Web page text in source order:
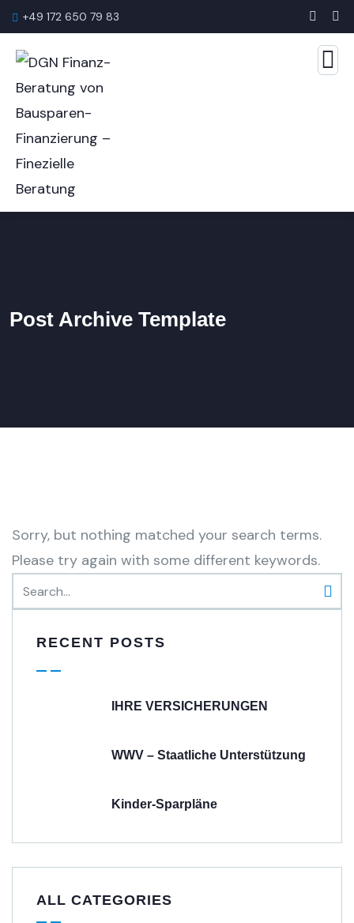
+49 172 650 79 83
Post Archive Template
Sorry, but nothing matched your search terms.
Please try again with some different keywords.
RECENT POSTS
IHRE VERSICHERUNGEN
WWV – Staatliche Unterstützung
Kinder-Sparpläne
ALL CATEGORIES